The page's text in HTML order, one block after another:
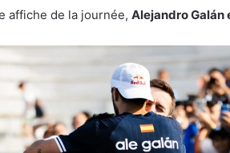
affiche de la journée, Alejandro Galán